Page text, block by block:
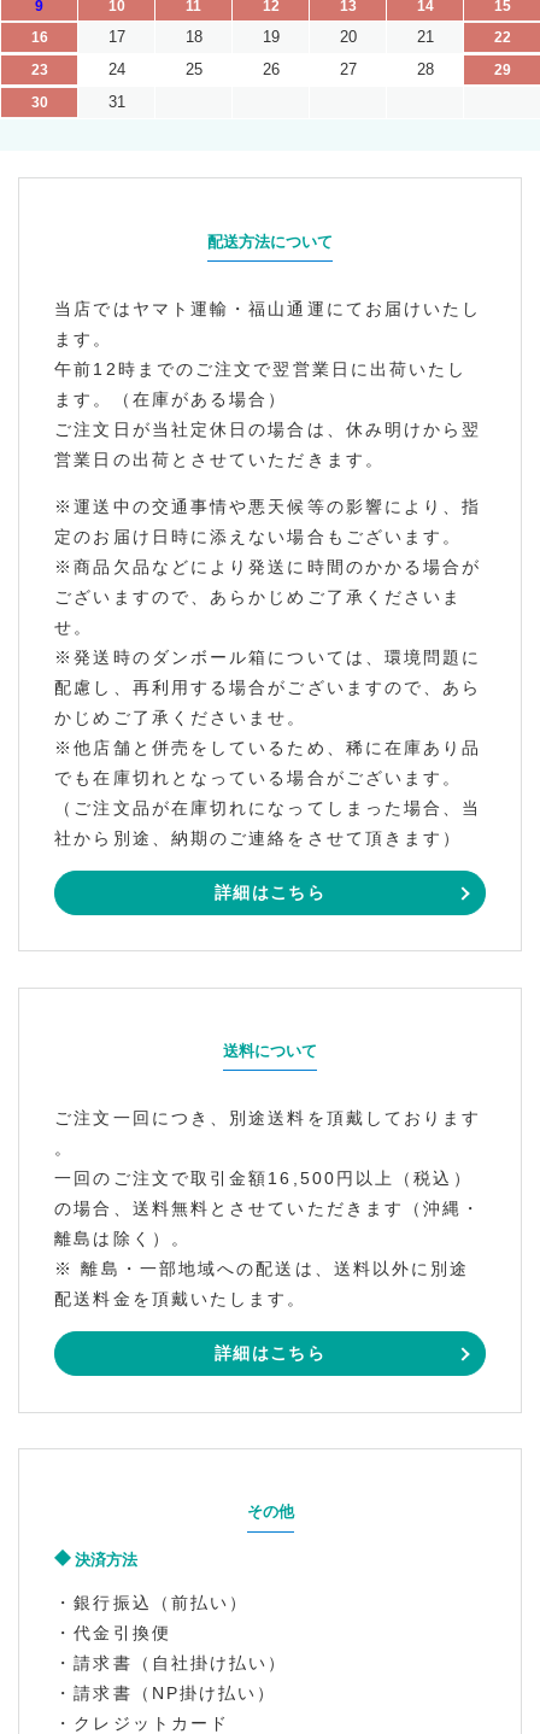
9 10 11 12 13 14
15
16
17 18 19 20 21
22
23
24 25 26 27 28
29
30
31
配送方法について
当店ではヤマト運輸・福山通運にてお届けいたし
ます。
午前12時までのご注文で翌営業日に出荷いたし
ます。（在庫がある場合）
ご注文日が当社定休日の場合は、休み明けから翌
営業日の出荷とさせていただきます。
※運送中の交通事情や悪天候等の影響により、指
定のお届け日時に添えない場合もございます。
※商品欠品などにより発送に時間のかかる場合が
ございますので、あらかじめご了承くださいま
せ。
※発送時のダンボール箱については、環境問題に
配慮し、再利用する場合がございますので、あら
かじめご了承くださいませ。
※他店舗と併売をしているため、稀に在庫あり品
でも在庫切れとなっている場合がございます。
（ご注文品が在庫切れになってしまった場合、当
社から別途、納期のご連絡をさせて頂きます）
詳細はこちら
送料について
ご注文一回につき、別途送料を頂戴しております
。
一回のご注文で取引金額16,500円以上（税込）
の場合、送料無料とさせていただきます（沖縄・
離島は除く）。
※ 離島・一部地域への配送は、送料以外に別途
配送料金を頂戴いたします。
詳細はこちら
その他
決済方法
・銀行振込（前払い）
・代金引換便
・請求書（自社掛け払い）
・請求書（NP掛け払い）
・クレジットカード